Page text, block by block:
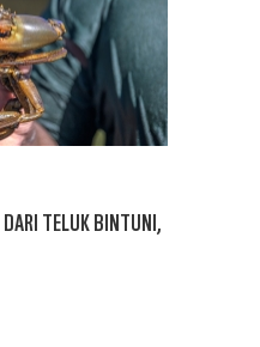
TELUK BINTUNI,